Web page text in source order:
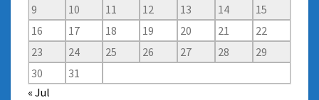
9
10 11 12 13 14
15
16
17 18 19 20 21
22
23
24 25 26 27 28
29
30
31
« Jul